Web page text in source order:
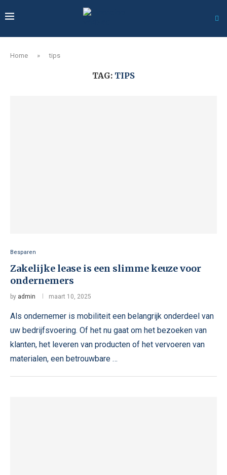
Home » tips
TAG: TIPS
Besparen
Zakelijke lease is een slimme keuze voor
ondernemers
by admin maart 10, 2025
Als ondernemer is mobiliteit een belangrijk onderdeel van
uw bedrijfsvoering. Of het nu gaat om het bezoeken van
klanten, het leveren van producten of het vervoeren van
materialen, een betrouwbare …